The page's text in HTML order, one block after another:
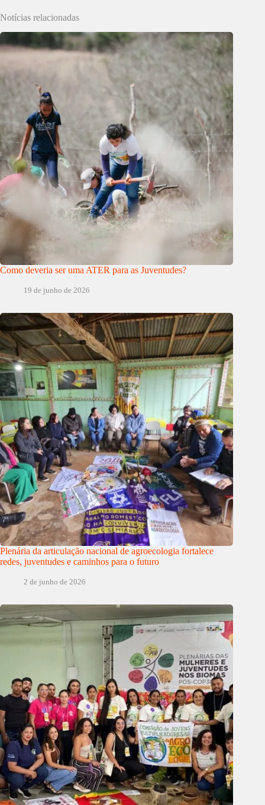
Notícias relacionadas
Como deveria ser uma ATER para as Juventudes?
19 de junho de 2026
Plenária da articulação nacional de agroecologia fortalece
redes, juventudes e caminhos para o futuro
2 de junho de 2026